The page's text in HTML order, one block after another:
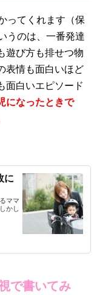
ってくれます（保
うのは、一番発達
遊び方も排せつ物
表情も面白いほど
面白いエピソード
になったときで
に
ママ
かし
で書いてみ